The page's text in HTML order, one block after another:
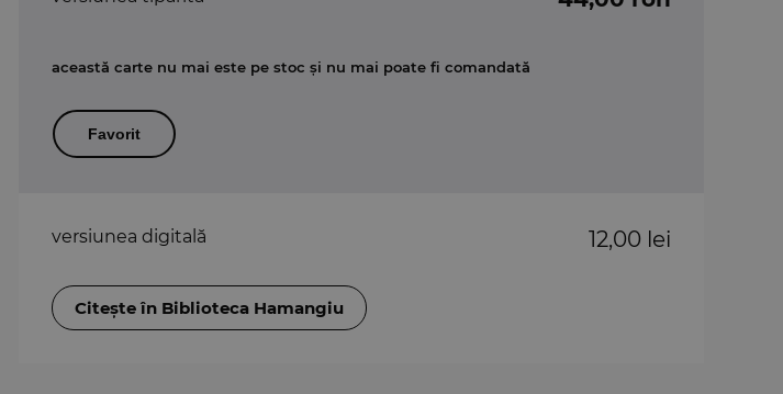
această carte nu mai este pe stoc și nu mai poate fi comandată
Favorit
versiunea digitală 12,00 lei
Citește în Biblioteca Hamangiu